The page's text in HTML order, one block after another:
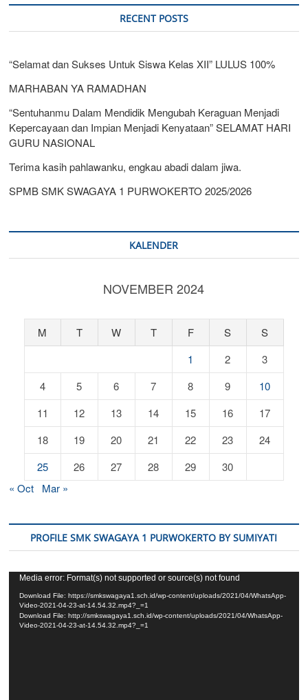
RECENT POSTS
“Selamat dan Sukses Untuk Siswa Kelas XII” LULUS 100%
MARHABAN YA RAMADHAN
“Sentuhanmu Dalam Mendidik Mengubah Keraguan Menjadi
Kepercayaan dan Impian Menjadi Kenyataan” SELAMAT HARI
GURU NASIONAL
Terima kasih pahlawanku, engkau abadi dalam jiwa.
SPMB SMK SWAGAYA 1 PURWOKERTO 2025/2026
KALENDER
NOVEMBER 2024
M T W T F S
S
1
2
3
4
5 6 7 8 9
10
11
12 13 14 15 16
17
18
19 20 21 22 23
24
25
26 27 28 29
30
« Oct
Mar »
PROFILE SMK SWAGAYA 1 PURWOKERTO BY SUMIYATI
Video
Player
Media error: Format(s) not supported or source(s) not found
Download File: https://smkswagaya1.sch.id/wp-content/uploads/2021/04/WhatsApp-
Video-2021-04-23-at-14.54.32.mp4?_=1
Download File: http://smkswagaya1.sch.id/wp-content/uploads/2021/04/WhatsApp-
Video-2021-04-23-at-14.54.32.mp4?_=1